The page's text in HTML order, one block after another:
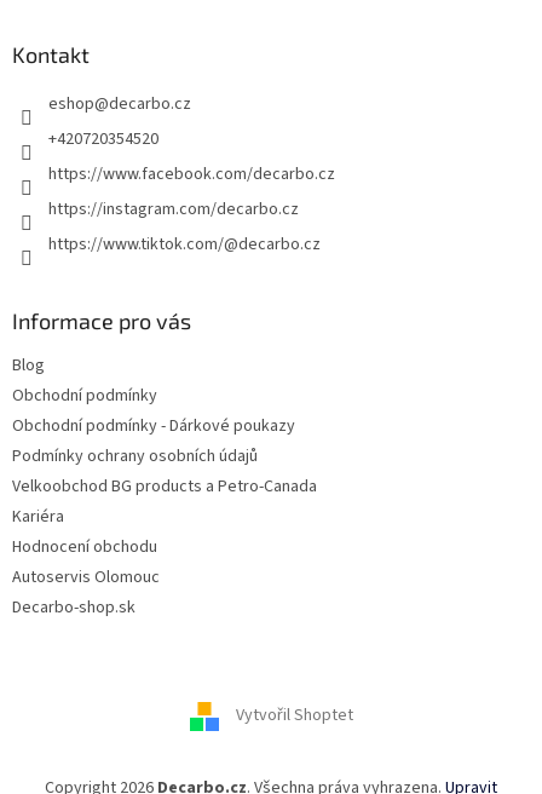
Kontakt
eshop@decarbo.cz
+420720354520
https://www.facebook.com/decarbo.cz
https://instagram.com/decarbo.cz
https://www.tiktok.com/@decarbo.cz
Informace pro vás
Blog
Obchodní podmínky
Obchodní podmínky - Dárkové poukazy
Podmínky ochrany osobních údajů
Velkoobchod BG products a Petro-Canada
Kariéra
Hodnocení obchodu
Autoservis Olomouc
Decarbo-shop.sk
Vytvořil Shoptet
Copyright 2026 Decarbo.cz. Všechna práva vyhrazena. Upravit